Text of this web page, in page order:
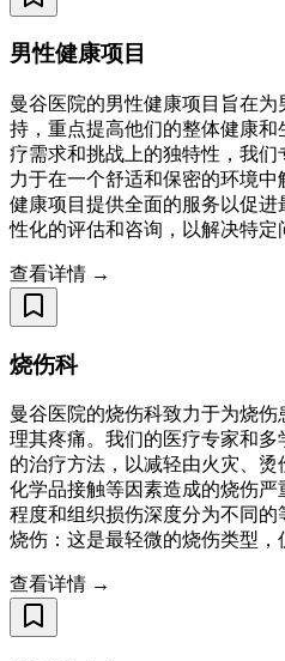
男性健康项目
曼谷医院的男性健康项目旨在
持，重点提高他们的整体健康
疗需求和挑战上的独特性，我
力于在一个舒适和保密的环境
健康项目提供全面的服务以促
性化的评估和咨询，以解决特定
查看详情 →
烧伤科
曼谷医院的烧伤科致力于为烧
理其疼痛。我们的医疗专家和
的治疗方法，以减轻由火灾、
化学品接触等因素造成的烧伤
程度和组织损伤深度分为不同
烧伤：这是最轻微的烧伤类型，
查看详情 →